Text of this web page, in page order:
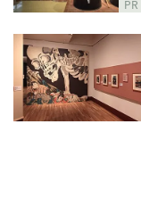
PR